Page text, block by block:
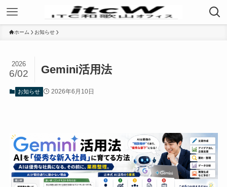
ホーム お知らせ
Gemini活用法
2026
6/02
お知らせ 2026年6月10日